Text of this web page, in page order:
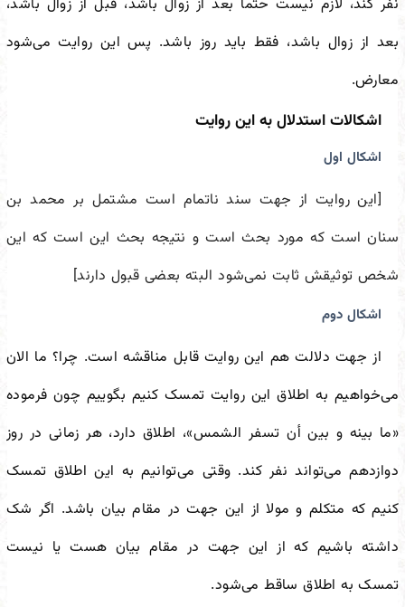
نفر کند، لازم نیست حتما بعد از زوال باشد، قبل از زوال باشد،
بعد از زوال باشد، فقط باید روز باشد. پس این روایت می‌شود
معارض.
اشکالات استدلال به این روایت
اشکال اول
[این روایت از جهت سند ناتمام است مشتمل بر محمد بن
سنان است که مورد بحث است و نتیجه بحث این است که این
شخص توثیقش ثابت نمی‌شود البته بعضی قبول دارند]
اشکال دوم
از جهت دلالت هم این روایت قابل مناقشه است. چرا؟ ما الان
می‌خواهیم به اطلاق این روایت تمسک کنیم بگوییم چون فرموده
«ما بینه و بین أن تسفر الشمس»‌، اطلاق دارد، هر زمانی در روز
دوازدهم می‌تواند نفر کند. وقتی می‌توانیم به این اطلاق تمسک
کنیم که متکلم و مولا از این جهت در مقام بیان باشد. اگر شک
داشته باشیم که از این جهت در مقام بیان هست یا نیست
تمسک به اطلاق ساقط می‌شود.